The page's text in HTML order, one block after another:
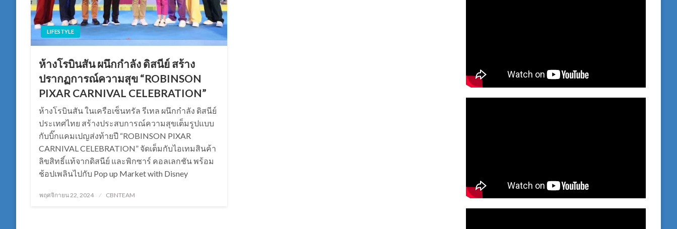
LIFESTYLE
ห้างโรบินสัน ผนึกกำลัง ดิสนีย์ สร้าง
ปรากฏการณ์ความสุข “ROBINSON
PIXAR CARNIVAL CELEBRATION”
ห้างโรบินสัน ในเครือเซ็นทรัล รีเทล ผนึกกำลัง ดิสนีย์
ประเทศไทย สร้างประสบการณ์ความสุขเต็มรูปแบบ
กับบิ๊กแคมเปญส่งท้ายปี “ROBINSON PIXAR
CARNIVAL CELEBRATION” จัดเต็มกับไอเทมสินค้า
ลิขสิทธิ์แท้จากดิสนีย์ และพิกซาร์ คอลเลกชัน พร้อม
ช้อปเพลินไปกับ Pop up Market with Disney
Posted
พฤศจิกายน 22, 2024 CBNTEAM